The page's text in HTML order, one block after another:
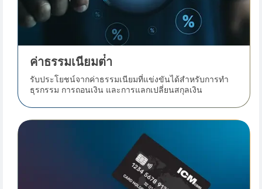
ค่าธรรมเนียมต่ํา
รับประโยชน์จากค่าธรรมเนียมที่แข่งขันได้สําหรับการทํา
ธุรกรรม การถอนเงิน และการแลกเปลี่ยนสกุลเงิน